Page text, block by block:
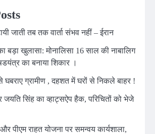
जाती तब तक वार्ता संभव नहीं – ईरान
बड़ा खुलासा: मोनालिसा 16 साल की नाबालिग
का बनाया शिकार ।
ग्रामीण , दहशत में घरों से निकले बाहर !
सिंह का व्हाट्सऐप हैक, परिचितों को भेजे
पीएम राहत योजना पर समन्वय कार्यशाला,